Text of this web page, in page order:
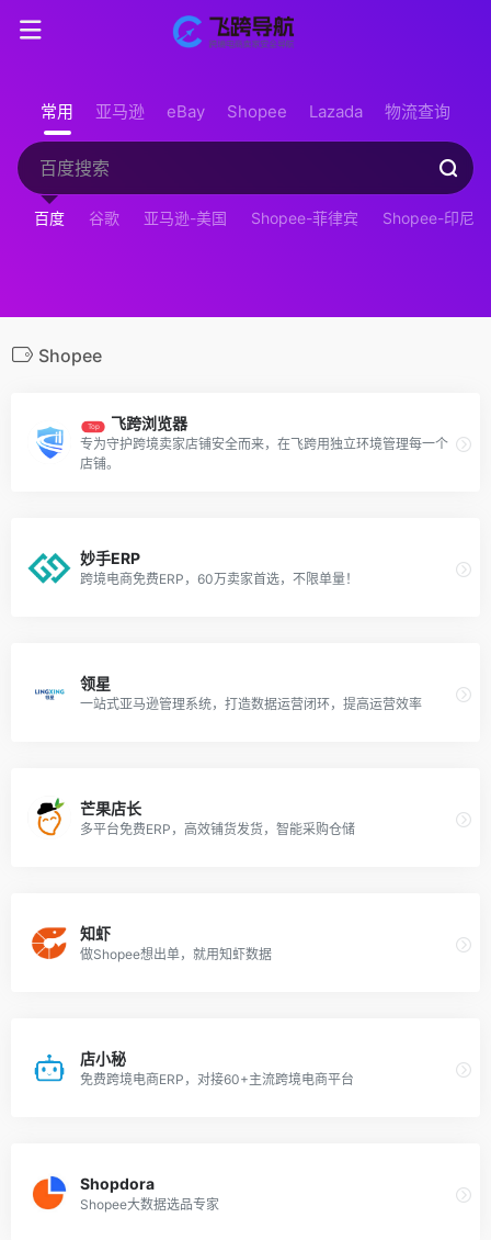
常用 亚马逊 eBay Shopee Lazada 物流查询
百度 谷歌 亚马逊-美国 Shopee-菲律宾 Shopee-印尼
Shopee
Top 飞跨浏览器
专为守护跨境卖家店铺安全而来，在飞跨用独立环境管理每一个
店铺。
妙手ERP
跨境电商免费ERP，60万卖家首选，不限单量！
领星
一站式亚马逊管理系统，打造数据运营闭环，提高运营效率
芒果店长
多平台免费ERP，高效铺货发货，智能采购仓储
知虾
做Shopee想出单，就用知虾数据
店小秘
免费跨境电商ERP，对接60+主流跨境电商平台
Shopdora
Shopee大数据选品专家